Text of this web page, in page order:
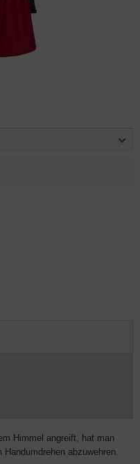
Himmel angreift, hat man
abzuwehren.